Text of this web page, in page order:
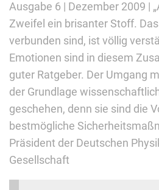
Ausgabe 6 | Dezember 2009 |
Zweifel ein brisanter Stoff.
verbunden sind, ist völlig
Emotionen sind in diesem
guter Ratgeber. Der Umgang
der Grundlage
geschehen, denn sie sind die
bestmögliche
Präsident der Deutschen
Gesellschaft